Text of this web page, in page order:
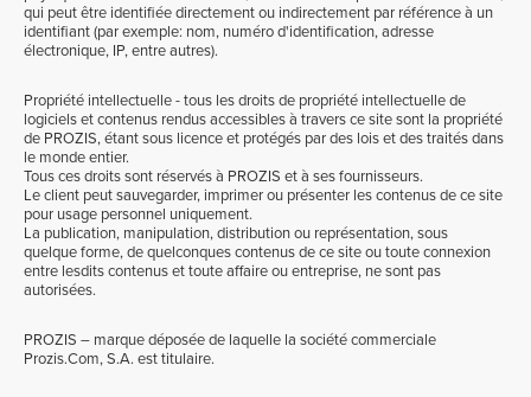
qui peut être identifiée directement ou indirectement par référence à un
identifiant (par exemple: nom, numéro d'identification, adresse
électronique, IP, entre autres).
Propriété intellectuelle - tous les droits de propriété intellectuelle de
logiciels et contenus rendus accessibles à travers ce site sont la propriété
de PROZIS, étant sous licence et protégés par des lois et des traités dans
le monde entier.
Tous ces droits sont réservés à PROZIS et à ses fournisseurs.
Le client peut sauvegarder, imprimer ou présenter les contenus de ce site
pour usage personnel uniquement.
La publication, manipulation, distribution ou représentation, sous
quelque forme, de quelconques contenus de ce site ou toute connexion
entre lesdits contenus et toute affaire ou entreprise, ne sont pas
autorisées.
PROZIS – marque déposée de laquelle la société commerciale
Prozis.Com, S.A. est titulaire.